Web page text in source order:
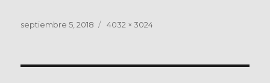
Publicado
septiembre 5, 2018
Tamaño
4032 × 3024